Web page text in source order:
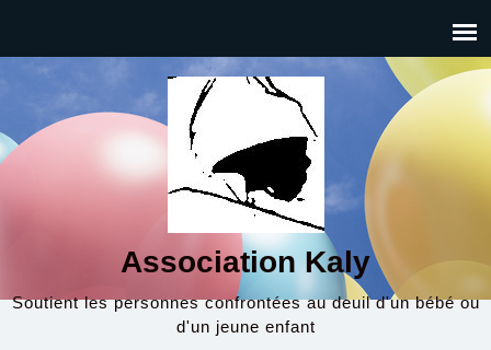
Association Kaly
Soutient les personnes confrontées au deuil d'un bébé ou
d'un jeune enfant